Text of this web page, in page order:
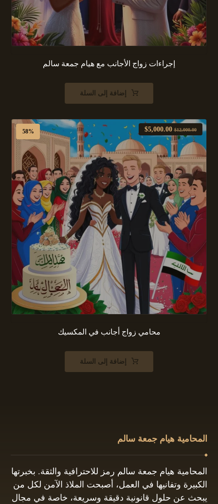
إجراءات زواج الأجانب مع هيام جمعة سالم
إضافة إلى السلة
58%
محامي زواج أجانب في المكسيك
$12,000.00
$5,000.00
إضافة إلى السلة
المحامية هيام جمعة سالم
المحامية هيام جمعة سالم رمز للاحترافية والثقة. بخبرتها
الكبيرة وتفانيها في العمل، أصبحت الملاذ الآمن لكل من
يبحث عن حلول قانونية دقيقة وسريعة، خاصة في مجال